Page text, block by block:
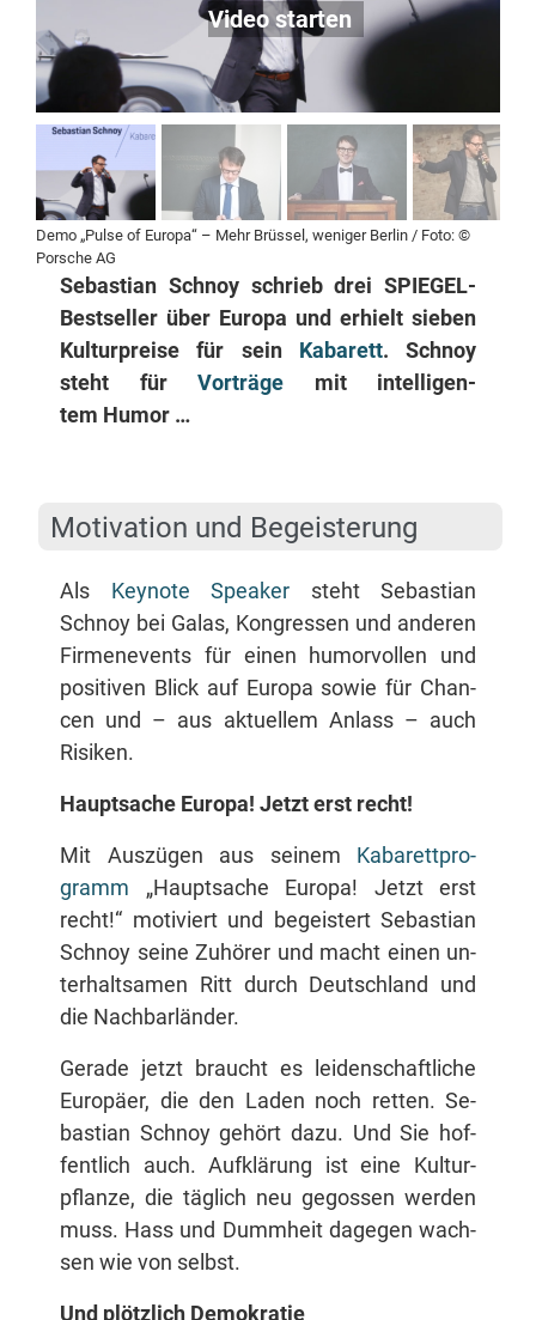
De­mo „Pul­se of Eu­ro­pa“ – Mehr Brüs­sel, we­ni­ger Ber­lin /​ Fo­to: ©
Por­sche AG
Se­bas­ti­an Schnoy schrieb drei SPIE­GEL-
Best­sel­ler über Eu­ro­pa und er­hielt sie­ben
Kul­tur­prei­se für sein Ka­ba­rett. Schnoy
steht für Vor­trä­ge mit in­tel­li­gen­
tem Humor …
Mo­ti­va­ti­on und Begeisterung
Als Key­note Spea­k­er steht Se­bas­ti­an
Schnoy bei Ga­las, Kon­gres­sen und an­de­ren
Fir­men­events für ei­nen hu­mor­vol­len und
po­si­ti­ven Blick auf Eu­ro­pa so­wie für Chan­
cen und – aus ak­tu­el­lem An­lass – auch
Risiken.
Haupt­sa­che Eu­ro­pa! Jetzt erst recht!
Mit Aus­zü­gen aus sei­nem Ka­ba­rett­pro­
gramm „Haupt­sa­che Eu­ro­pa! Jetzt erst
recht!“ mo­ti­viert und be­geis­tert Se­bas­ti­an
Schnoy sei­ne Zu­hö­rer und macht ei­nen un­
ter­halt­sa­men Ritt durch Deutsch­land und
die Nachbarländer.
Ge­ra­de jetzt braucht es lei­den­schaft­li­che
Eu­ro­pä­er, die den La­den noch ret­ten. Se­
bas­ti­an Schnoy ge­hört da­zu. Und Sie hof­
fent­lich auch. Auf­klä­rung ist ei­ne Kul­tur­
pflan­ze, die täg­lich neu ge­gos­sen wer­den
muss. Hass und Dumm­heit da­ge­gen wach­
sen wie von selbst.
Und plötz­lich Demokratie